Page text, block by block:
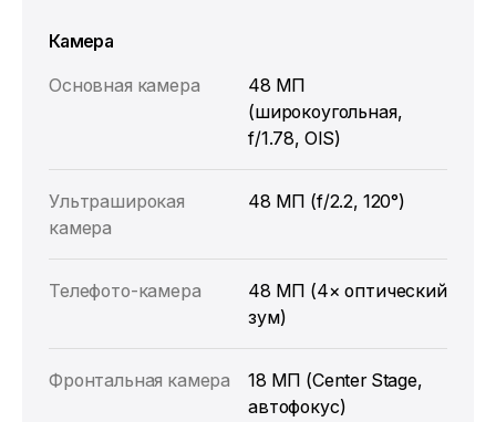
Камера
Основная камера
48 МП
(широкоугольная,
f/1.78, OIS)
Ультраширокая
камера
48 МП (f/2.2, 120°)
Телефото-камера
48 МП (4× оптический
зум)
Фронтальная камера
18 МП (Center Stage,
автофокус)